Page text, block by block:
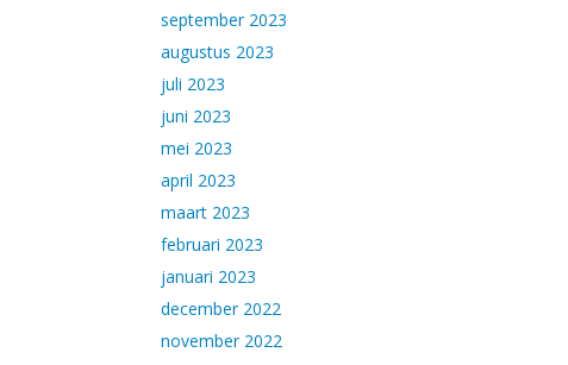
september 2023
augustus 2023
juli 2023
juni 2023
mei 2023
april 2023
maart 2023
februari 2023
januari 2023
december 2022
november 2022